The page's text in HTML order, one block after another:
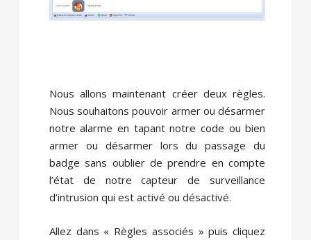
Nous allons maintenant créer deux règles.
Nous souhaitons pouvoir armer ou désarmer
notre alarme en tapant notre code ou bien
armer ou désarmer lors du passage du
badge sans oublier de prendre en compte
l’état de notre capteur de surveillance
d’intrusion qui est activé ou désactivé.
Allez dans « Règles associés » puis cliquez